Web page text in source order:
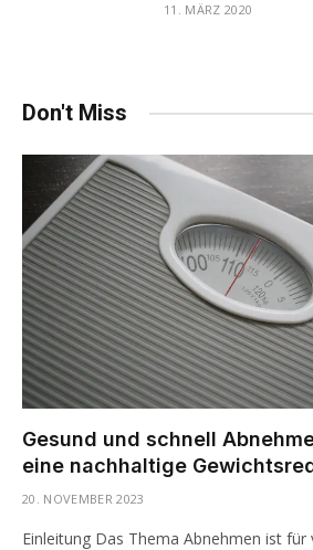
11. MÄRZ 2020
Don't Miss
Gesund und schnell
eine nachhaltige
20. NOVEMBER 2023
Einleitung Das Thema Abnehmen ist für